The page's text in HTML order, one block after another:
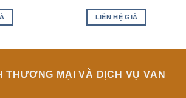
Được xếp
hạng55
sao
LIÊN HỆ GIÁ
THƯƠNG MẠI VÀ DỊCH VỤ VAN